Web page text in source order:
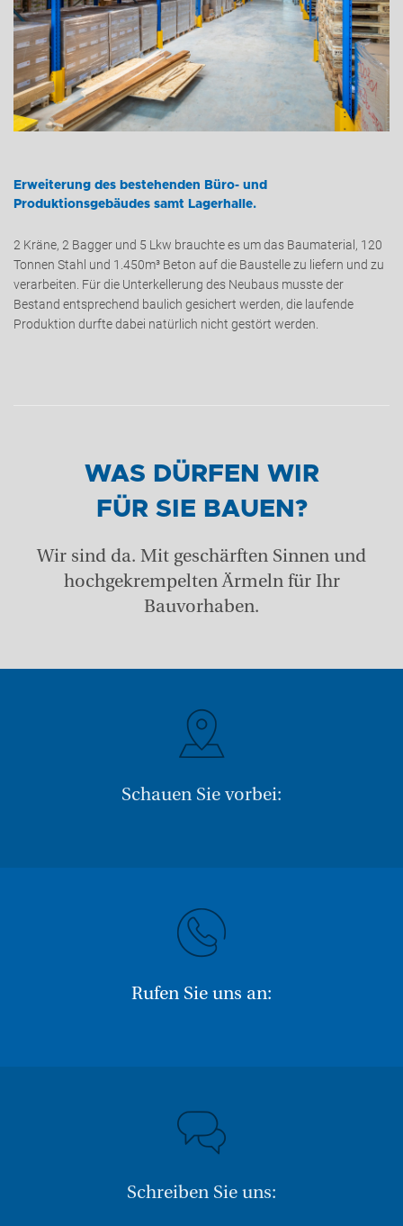
Erweiterung des bestehenden Büro- und
Produktionsgebäudes samt Lagerhalle.
2 Kräne, 2 Bagger und 5 Lkw brauchte es um das Baumaterial, 120
Tonnen Stahl und 1.450m³ Beton auf die Baustelle zu liefern und zu
verarbeiten. Für die Unterkellerung des Neubaus musste der
Bestand entsprechend baulich gesichert werden, die laufende
Produktion durfte dabei natürlich nicht gestört werden.
WAS DÜRFEN WIR
FÜR SIE BAUEN?
Wir sind da. Mit geschärften Sinnen und
hochgekrempelten Ärmeln für Ihr
Bauvorhaben.
Schauen Sie vorbei:
Rufen Sie uns an:
Schreiben Sie uns: